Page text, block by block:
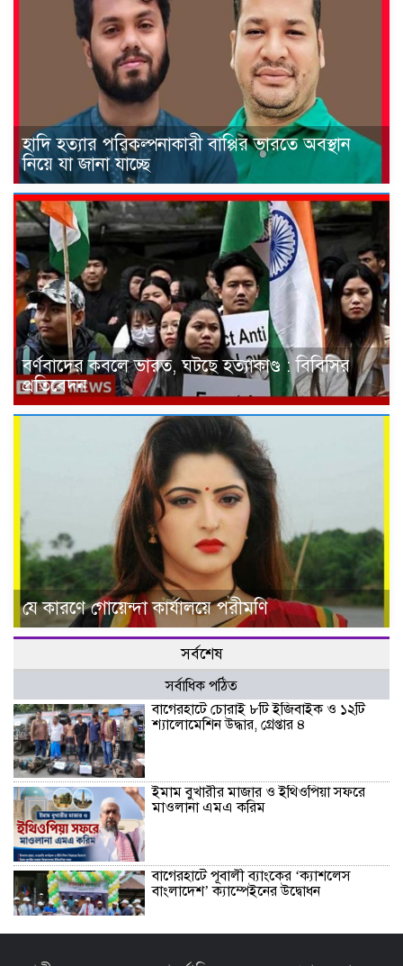
হাদি হত্যার পরিকল্পনাকারী বাপ্পির ভারতে অবস্থান
নিয়ে যা জানা যাচ্ছে
বর্ণবাদের কবলে ভারত, ঘটছে হত্যাকাণ্ড : বিবিসির
প্রতিবেদন
যে কারণে গোয়েন্দা কার্যালয়ে পরীমণি
সর্বশেষ
সর্বাধিক পঠিত
বাগেরহাটে চোরাই ৮টি ইজিবাইক ও ১২টি
শ্যালোমেশিন উদ্ধার, গ্রেপ্তার ৪
ইমাম বুখারীর মাজার ও ইথিওপিয়া সফরে
মাওলানা এমএ করিম
বাগেরহাটে পূবালী ব্যাংকের ‘ক্যাশলেস
বাংলাদেশ’ ক্যাম্পেইনের উদ্বোধন
বাজেটকে সময়োপযোগী ও জনকল্যাণমুখী